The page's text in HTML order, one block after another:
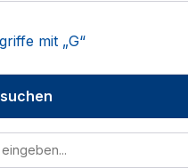
mit „G“